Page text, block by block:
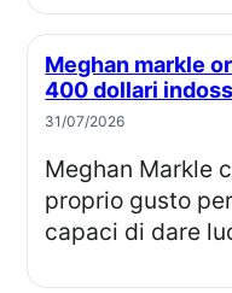
Meghan markle orecchini dorati sotto i
400 dollari
31/07/2026
Meghan Markle continua a confermare il
proprio gusto
capaci di dare